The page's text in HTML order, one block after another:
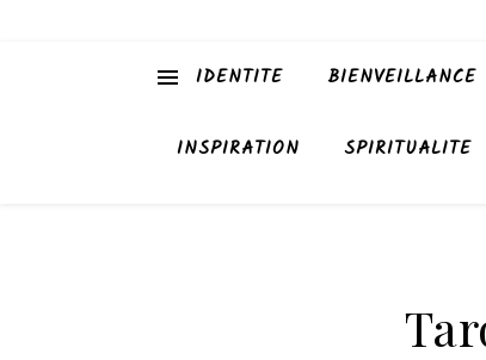
IDENTITE BIENVEILLANCE
INSPIRATION SPIRITUALITE